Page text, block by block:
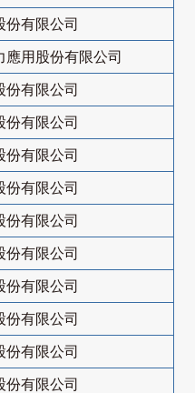
份有限公司
應用股份有限公司
份有限公司
份有限公司
份有限公司
份有限公司
份有限公司
份有限公司
份有限公司
份有限公司
份有限公司
份有限公司